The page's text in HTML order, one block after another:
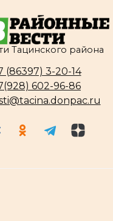
Тацинского района
(86397) 3-20-14
602-96-86